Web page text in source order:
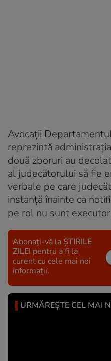
Avocaţii
reprezintă
două zboruri au
al judecătorului să fie
verbale pe care
instanţă înainte ca
pe rol nu sunt
Abonați-vă la ȘTIRILE
ZILEI pentru a fi la
curent cu cele mai noi
informații.
URMĂREȘTE CEL MAI